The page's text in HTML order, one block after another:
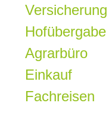
Versicherung
Hofübergabe
Agrarbüro
Einkauf
Fachreisen